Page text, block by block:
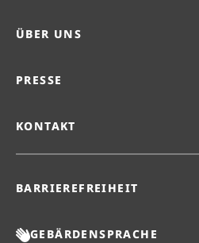
ÜBER UNS
PRESSE
KONTAKT
BARRIEREFREIHEIT
GEBÄRDENSPRACHE